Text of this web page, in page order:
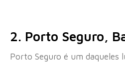
2. Porto Seguro,
Porto Seguro é um daqueles